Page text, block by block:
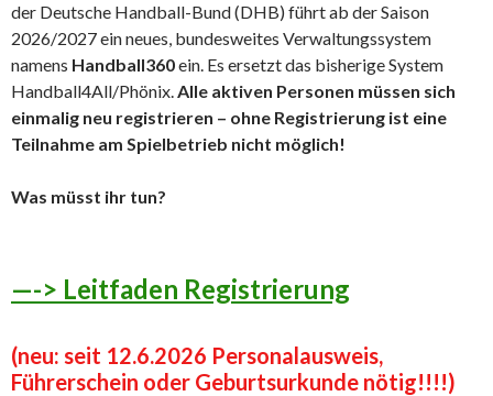
der Deutsche Handball-Bund (DHB) führt ab der Saison
2026/2027 ein neues, bundesweites Verwaltungssystem
namens Handball360ein. Es ersetzt das bisherige System
Handball4All/Phönix.Alle aktiven Personen müssen sich
einmalig neu registrieren – ohne Registrierung ist eine
Teilnahme am Spielbetrieb nicht möglich!
Was müsst ihr tun?
—-> Leitfaden Registrierung
(neu: seit 12.6.2026 Personalausweis,
Führerschein oder Geburtsurkunde nötig!!!!)